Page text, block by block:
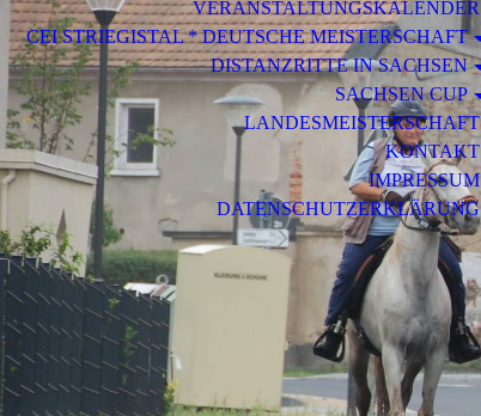
VERANSTALTUNGSKALENDER
CEI STRIEGISTAL * DEUTSCHE MEISTERSCHAFT
DISTANZRITTE IN SACHSEN
SACHSEN CUP
LANDESMEISTERSCHAFT
KONTAKT
IMPRESSUM
DATENSCHUTZERKLÄRUNG